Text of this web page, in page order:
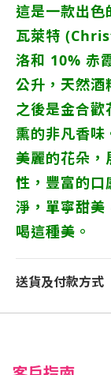
這是一款出色
瓦萊特
洛和 10% 赤
公升，天然
之後是金合
熏的非凡香味
美麗的花朵，
性，豐富的口
淨，單寧甜
喝這種美。
送貨及付款方式